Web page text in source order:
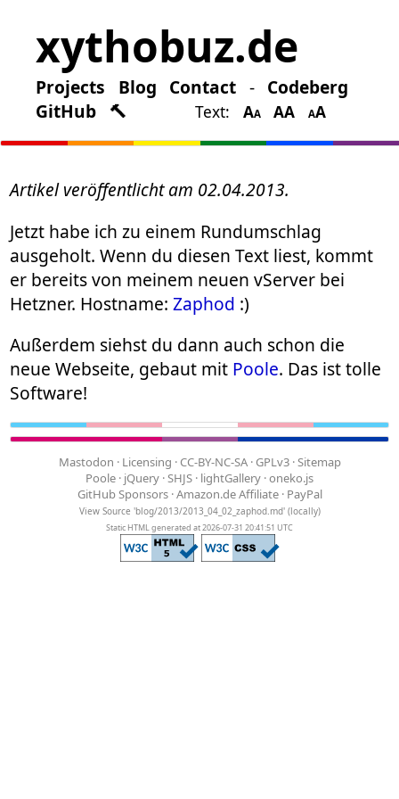
xythobuz.de
Projects Blog Contact - Codeberg
GitHub 🔨 Text: AA AA AA
Neuer Webserver
Artikel veröffentlicht am 02.04.2013.
Jetzt habe ich zu einem Rundumschlag
ausgeholt. Wenn du diesen Text liest, kommt
er bereits von meinem neuen vServer bei
Hetzner. Hostname:Zaphod :)
Außerdem siehst du dann auch schon die
neue Webseite, gebaut mit Poole. Das ist tolle
Software!
Mastodon · Licensing · CC-BY-NC-SA· GPLv3·Sitemap
Poole · jQuery ·SHJS · lightGallery ·oneko.js
GitHub Sponsors·Amazon.de Affiliate· PayPal
View Source 'blog/2013/2013_04_02_zaphod.md'(locally)
Static HTML generated at 2026-07-31 20:41:51 UTC